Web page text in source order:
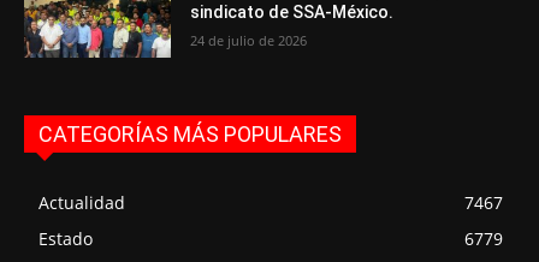
sindicato de SSA-México.
24 de julio de 2026
CATEGORÍAS MÁS POPULARES
Actualidad
7467
Estado
6779